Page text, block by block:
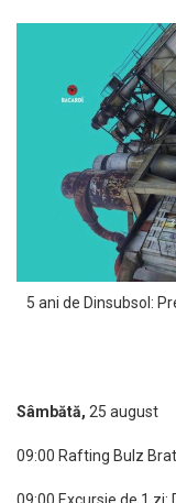
5 ani de Dinsubsol:
Sâmbătă, 25 august
09:00 Rafting Bulz